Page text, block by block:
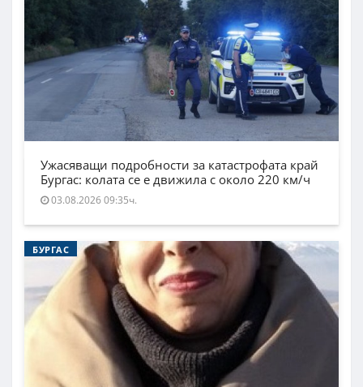
Ужасяващи подробности за катастрофата край
Бургас: колата се е движила с около 220 км/ч
03.08.2026 09:35ч.
БУРГАС